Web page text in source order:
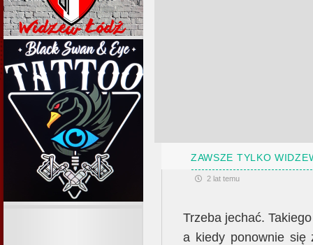
ZAWSZE TYLKO
2 lat temu
Trzeba jechać.
a kiedy ponownie się